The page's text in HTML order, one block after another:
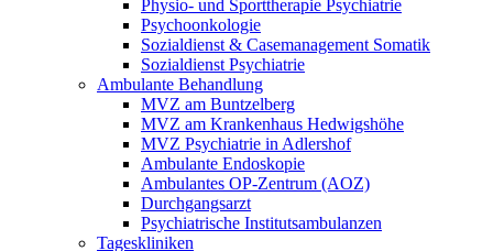
Physio- und Sporttherapie Psychiatrie
Psychoonkologie
Sozialdienst & Casemanagement Somatik
Sozialdienst Psychiatrie
Ambulante Behandlung
MVZ am Buntzelberg
MVZ am Krankenhaus Hedwigshöhe
MVZ Psychiatrie in Adlershof
Ambulante Endoskopie
Ambulantes OP-Zentrum (AOZ)
Durchgangsarzt
Psychiatrische Institutsambulanzen
Tageskliniken